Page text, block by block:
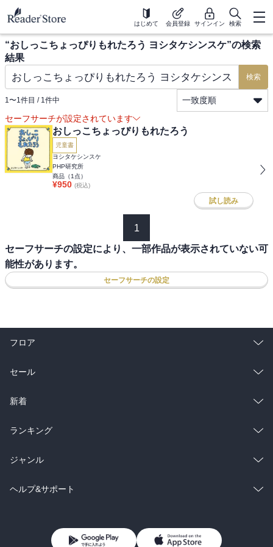
はじめて 会員登録 サインイン 検索
“おしっこちょっぴりもれたろう ヨシタケシンスケ”の検索
結果
検索
1〜1件目 / 1件中
一致度順
セーフサーチが設定されています
おしっこちょっぴりもれたろう
児童書
ヨシタケシンスケ
PHP研究所
商品（1 点）
¥950 (税込)
試し読み
1
セーフサーチの設定により、一部作品が表示されていない可
能性があります。
セーフサーチの設定
フロア
総合
ラノベ
雑誌・グラビア
BL・TL
セール
総合
ラノベ
雑誌・グラビア
BL・TL
新着
総合
ラノベ
雑誌・グラビア
ランキング
総合
ラノベ
ジャンル
コミック
ライトノベル 男子向けラノベ
ヘルプ&サポート